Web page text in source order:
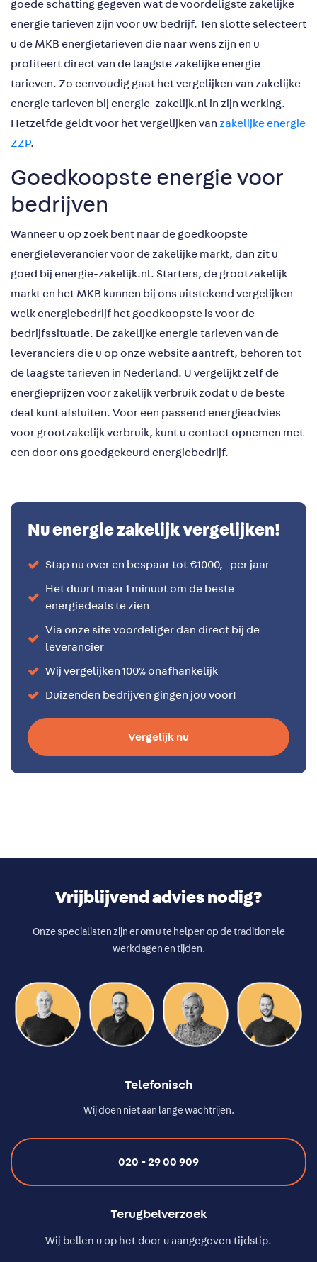
goede schatting gegeven wat de voordeligste zakelijke
energie tarieven zijn voor uw bedrijf. Ten slotte selecteert
u de MKB energietarieven die naar wens zijn en u
profiteert direct van de laagste zakelijke energie
tarieven. Zo eenvoudig gaat het vergelijken van zakelijke
energie tarieven bij energie-zakelijk.nl in zijn werking.
Hetzelfde geldt voor het vergelijken van zakelijke energie
ZZP.
Goedkoopste energie voor
bedrijven
Wanneer u op zoek bent naar de goedkoopste
energieleverancier voor de zakelijke markt, dan zit u
goed bij energie-zakelijk.nl. Starters, de grootzakelijk
markt en het MKB kunnen bij ons uitstekend vergelijken
welk energiebedrijf het goedkoopste is voor de
bedrijfssituatie. De zakelijke energie tarieven van de
leveranciers die u op onze website aantreft, behoren tot
de laagste tarieven in Nederland. U vergelijkt zelf de
energieprijzen voor zakelijk verbruik zodat u de beste
deal kunt afsluiten. Voor een passend energieadvies
voor grootzakelijk verbruik, kunt u contact opnemen met
een door ons goedgekeurd energiebedrijf.
Nu energie zakelijk vergelijken!
Stap nu over en bespaar tot €1000,- per jaar
Het duurt maar 1 minuut om de beste
energiedeals te zien
Via onze site voordeliger dan direct bij de
leverancier
Wij vergelijken 100% onafhankelijk
Duizenden bedrijven gingen jou voor!
Vergelijk nu
Vrijblijvend advies nodig?
Onze specialisten zijn er om u te helpen op de traditionele
werkdagen en tijden.
Telefonisch
Wij doen niet aan lange wachtrijen.
020 - 29 00 909
Terugbelverzoek
Wij bellen u op het door u aangegeven tijdstip.